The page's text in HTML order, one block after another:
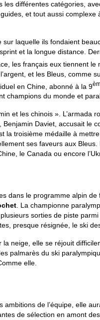
différentes catégories,
et tout aussi
laquelle ils fondaient
et la longue distance.
les français eux tiennent le
et les Bleus, comme
en Chine, abonné à la 9
champions du monde et
et les chinois ». L’armada
Daviet, accusait le
la troisième médaille à
ses faveurs aux
le Canada ou encore
dans le programme alpin
. La championne
sorties de piste
presque résignée, le ski
neige, elle se réjouit
palmarès du ski
elle.
de l’équipe, elle
de sélection en amont